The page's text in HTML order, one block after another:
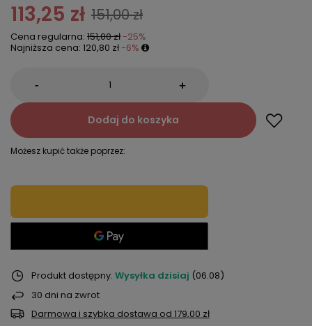
113,25 zł 151,00 zł
Cena regularna: 151,00 zł -25%
Najniższa cena: 120,80 zł -6%
- +
Dodaj do koszyka
Możesz kupić także poprzez:
Produkt dostępny Wysyłka dzisiaj (06.08)
30 dni na zwrot
Darmowa i szybka dostawa od 179,00 zł